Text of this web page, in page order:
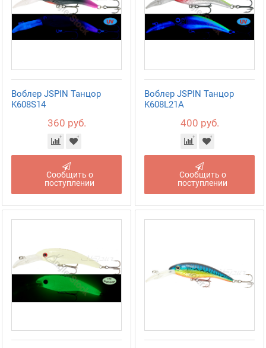
Воблер JSPIN Танцор
K608S14
360 руб.
Сообщить о
поступлении
Воблер JSPIN Танцор
K608L21A
400 руб.
Сообщить о
поступлении